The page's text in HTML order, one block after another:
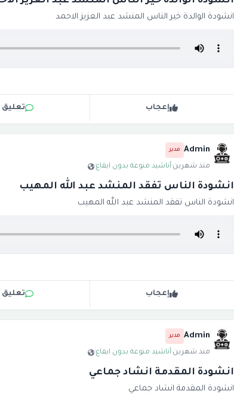
انشودة الوالدة خير الناس المنشد عبد العزيز الاحمد
إعجاب تعليق
Admin مدير
منذ شهرين·أناشيد منوعة بدون ايقاع·
انشودة الناس تفقد المنشد عبد الله المهيب
انشودة الناس تفقد المنشد عبد الله المهيب
إعجاب تعليق
Admin مدير
منذ شهرين·أناشيد منوعة بدون ايقاع·
انشودة المقدمة انشاد جماعي
انشودة المقدمة انشاد جماعي